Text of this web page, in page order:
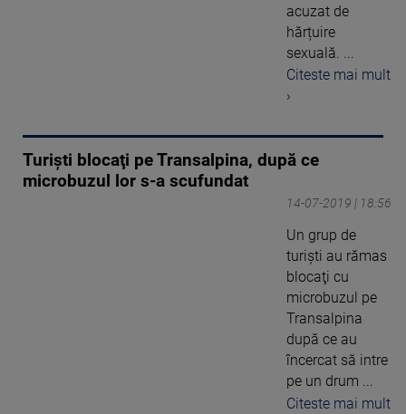
acuzat de
hărțuire
sexuală. ...
Citeste mai mult
›
Turişti blocaţi pe Transalpina, după ce
microbuzul lor s-a scufundat
14-07-2019 | 18:56
Un grup de
turişti au rămas
blocaţi cu
microbuzul pe
Transalpina
după ce au
încercat să intre
pe un drum ...
Citeste mai mult